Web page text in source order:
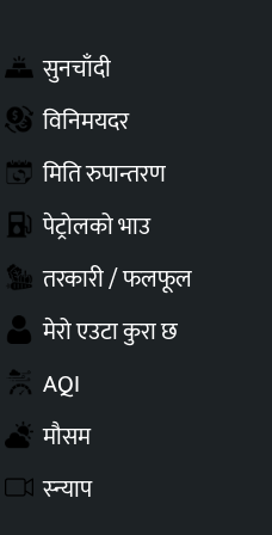
menu
सुनचाँदी
विनिमयदर
मिति रुपान्तरण
पेट्रोलको भाउ
तरकारी / फलफूल
मेरो एउटा कुरा छ
AQI
मौसम
स्न्याप
योगदान